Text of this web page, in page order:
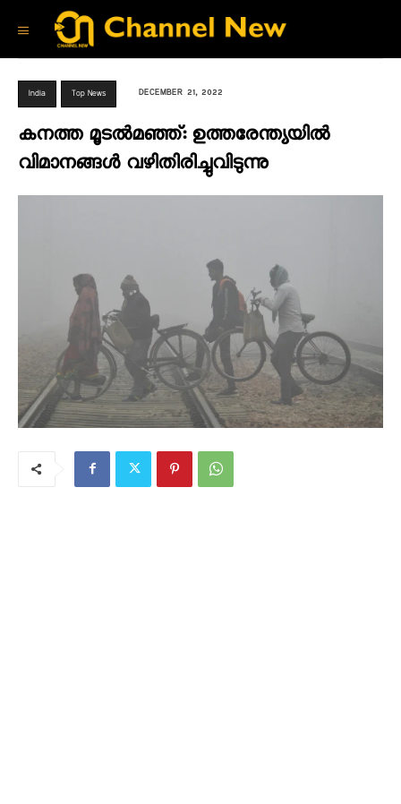
India Top News DECEMBER 21, 2022
കനത്ത മൂടൽമഞ്ഞ്: ഉത്തരേന്ത്യയിൽ
വിമാനങ്ങൾ വഴിതിരിച്ചുവിടുന്നു